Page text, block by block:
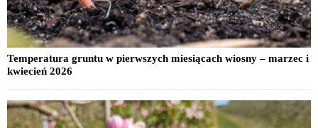
Temperatura gruntu w pierwszych miesiącach wiosny – marzec i
kwiecień 2026